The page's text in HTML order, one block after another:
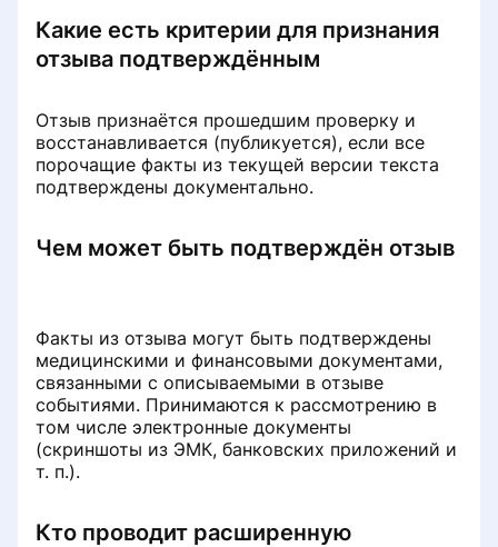
Rules for placing images and videos
Low Balance Notifications
Doctor's Appointment Restrictions
Настройка уведомлений
Информация по результатам
лидогенерации
История записи на приём
in case of closure or relocation of
the clinic
Why is the patient's review missing?
Tags on the clinic's page
To issue an invoice for the payment
yourself
Calculation of the withdrawal
threshold in the negative
Linking prices for primary admission
Software versions
Детализация списаний с баланса
клиники
договора
Какие есть критерии для признания
отзыва подтверждённым
Отзыв признаётся прошедшим проверку и
восстанавливается (публикуется), если все
порочащие факты из текущей версии текста
подтверждены документально.
Чем может быть подтверждён отзыв
Факты из отзыва могут быть подтверждены
медицинскими и финансовыми документами,
связанными с описываемыми в отзыве
событиями. Принимаются к рассмотрению в
том числе электронные документы
(скриншоты из ЭМК, банковских приложений и
т. п.).
Кто проводит расширенную